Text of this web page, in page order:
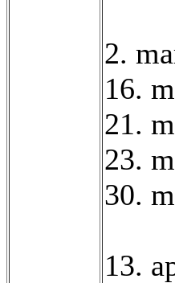
2.
16.
21.
23.
30.
13.